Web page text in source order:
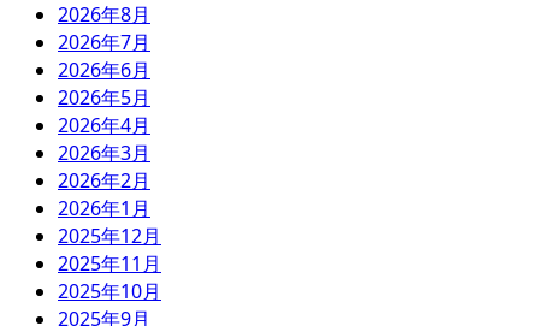
2026年8月
2026年7月
2026年6月
2026年5月
2026年4月
2026年3月
2026年2月
2026年1月
2025年12月
2025年11月
2025年10月
2025年9月